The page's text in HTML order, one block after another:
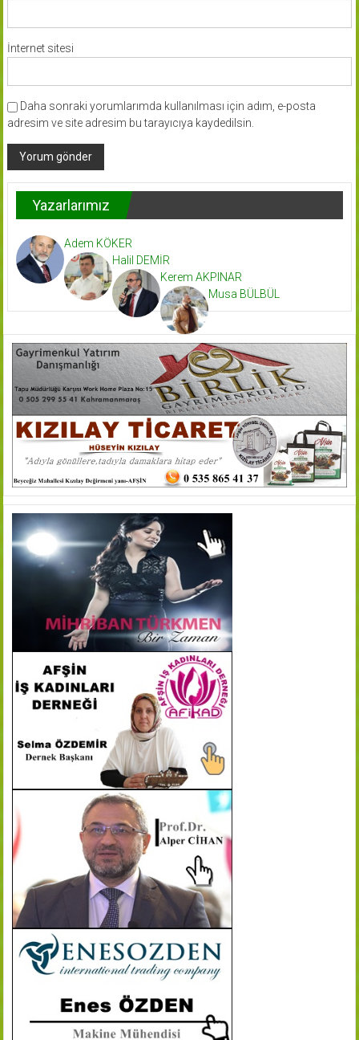
İnternet sitesi
Daha sonraki yorumlarımda kullanılması için adım, e-posta
adresim ve site adresim bu tarayıcıya kaydedilsin.
Yazarlarımız
Adem KÖKER
Halil DEMİR
Kerem AKPINAR
Musa BÜLBÜL